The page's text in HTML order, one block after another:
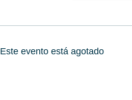
Este evento está agotado